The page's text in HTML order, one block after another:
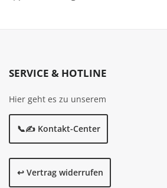
SERVICE & HOTLINE
Hier geht es zu unserem
📞✍️ Kontakt-Center
↩️ Vertrag widerrufen